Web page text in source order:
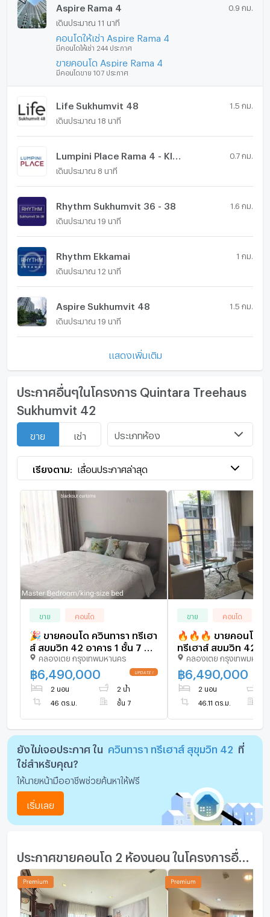
Aspire Rama 4 0.9 กม.
เดินประมาณ 11 นาที
คอนโดให้เช่า Aspire Rama 4
มีคอนโดให้เช่า 244 ประกาศ
ขายคอนโด Aspire Rama 4
มีคอนโดขาย 107 ประกาศ
Life Sukhumvit 48 1.5 กม.
เดินประมาณ 18 นาที
0.7 กม.
เดินประมาณ 8 นาที
Rhythm Sukhumvit 36 - 38 1.6 กม.
เดินประมาณ 19 นาที
Rhythm Ekkamai 1 กม.
เดินประมาณ 12 นาที
Aspire Sukhumvit 48 1.5 กม.
เดินประมาณ 19 นาที
แสดงเพิ่มเติม
ประกาศอื่นๆในโครงการ Quintara Treehaus
Sukhumvit 42
ขาย เช่า ประเภทห้อง
เรียงตาม: เลื่อนประกาศล่าสุด
ขาย คอนโด
🎉 ขายคอนโด ควินทารา ทรีเฮา
ส์ สุขุมวิท 42 อาคาร 1 ชั้น 7 2
ห้องนอน ขนาด 46 ตรม ใกล้
Gateway เอกมัย
คลองเตย กรุงเทพมหานคร
฿6,490,000
2 นอน 2 น้ำ
46 ตร.ม. ชั้น 7
ขาย คอนโด
🔥🔥🔥 ขายคอนโด ควินทารา
ทรีเฮาส์ สุขุมวิท 42
พระโขนง พระโขนง เข
คลองเตย กรุงเทพ
✅ ทักไลน์
🔥🔥🔥
คลองเตย กรุงเทพมหาน
฿6,490,000
2 นอน
46.11 ตร.ม.
ยังไม่เจอประกาศ ใน ควินทารา ทรีเฮาส์ สุขุมวิท 42
ที่
ใช่สำหรับคุณ?
ให้นายหน้ามืออาชีพช่วยค้นหาให้ฟรี
เริ่มเลย